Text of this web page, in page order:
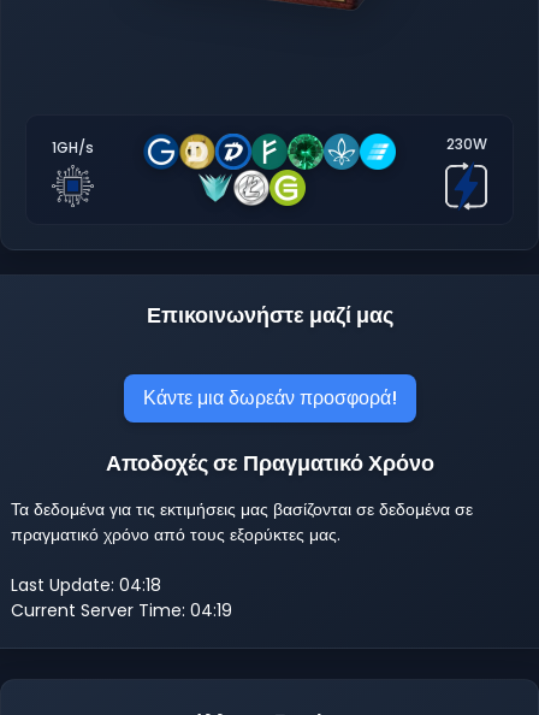
1GH/s 230W
Επικοινωνήστε μαζί μας
Κάντε μια δωρεάν προσφορά!
Αποδοχές σε Πραγματικό Χρόνο
Τα δεδομένα για τις εκτιμήσεις μας βασίζονται σε δεδομένα σε
πραγματικό χρόνο από τους εξορύκτες μας.
Last Update: 04:18
Current Server Time: 04:19